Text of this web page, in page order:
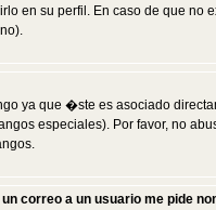
en su perfil. En caso de que
ya que �ste es asociado
especiales). Por favor, no
correo a un usuario me pide